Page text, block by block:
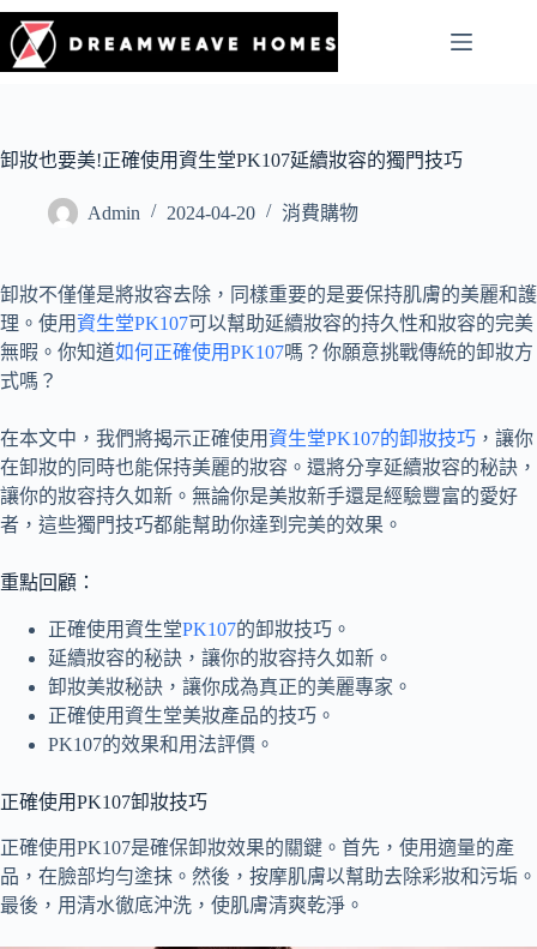
卸妝也要美!正確使用資生堂PK107延續妝容的獨門技巧
Admin 2024-04-20 消費購物
卸妝不僅僅是將妝容去除，同樣重要的是要保持肌膚的美麗和護
理。使用資生堂PK107可以幫助延續妝容的持久性和妝容的完美
無暇。你知道如何正確使用PK107嗎？你願意挑戰傳統的卸妝方
式嗎？
在本文中，我們將揭示正確使用資生堂PK107的卸妝技巧 ，讓你
在卸妝的同時也能保持美麗的妝容。還將分享延續妝容的秘訣，
讓你的妝容持久如新。無論你是美妝新手還是經驗豐富的愛好
者，這些獨門技巧都能幫助你達到完美的效果。
重點回顧：
正確使用資生堂PK107的卸妝技巧。
延續妝容的秘訣，讓你的妝容持久如新。
卸妝美妝秘訣，讓你成為真正的美麗專家。
正確使用資生堂美妝產品的技巧。
PK107的效果和用法評價。
正確使用PK107卸妝技巧
正確使用PK107是確保卸妝效果的關鍵。首先，使用適量的產
品，在臉部均勻塗抹。然後，按摩肌膚以幫助去除彩妝和污垢。
最後，用清水徹底沖洗，使肌膚清爽乾淨。